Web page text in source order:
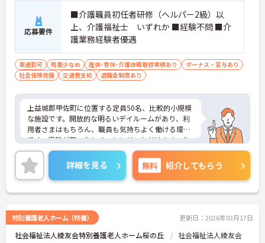
応募要件
■介護職員初任者研修（ヘルパー2級）以
上、介護福祉士 いずれか ■経験不問 ■介
護業務経験者優遇
車通勤可 残業少なめ 産休･育休･介護休暇取得実績あり
ボーナス・賞与あり
社会保険完備
交通費支給 退職金制度あり
上益城郡甲佐町に位置する定員50名、比較的小規模
な施設です。開放的な明るいデイルームがあり、利
用者さまはもちろん、職員も気持ちよく働ける環境
です。経験が無い方もチャレンジいただけます。先
輩が丁寧に指導してくださいます。ご興味のある方
には、面接対策ポイントなど、さらに詳細をお話し
いたしますのでお気軽にご相談ください！
詳細を見る 無料 紹介してもらう
特別養護老人ホーム（特養） 更新日：2026年03月17日
社会福祉法人綾友会特別養護老人ホーム桜の丘 社会福祉法人綾友会